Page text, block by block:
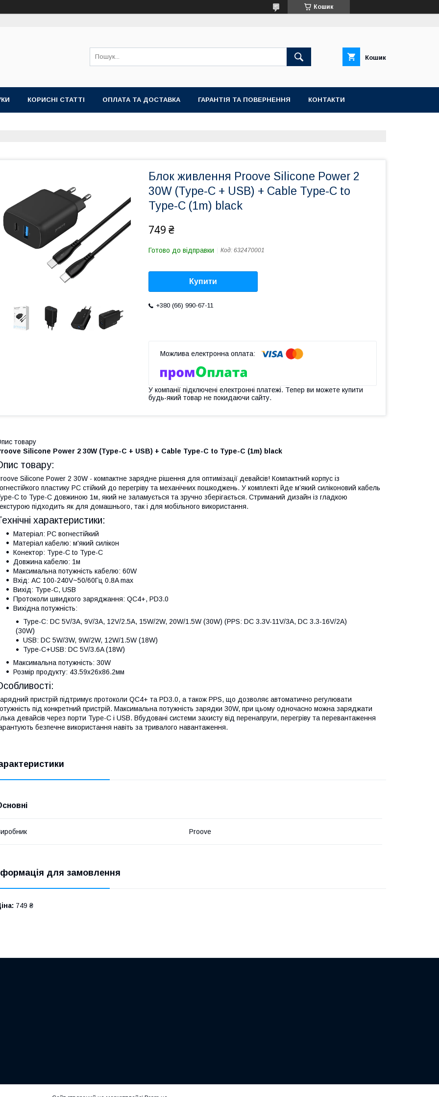
Кошик
Кошик
КОРИСНІ СТАТТІ ОПЛАТА ТА ДОСТАВКА ГАРАНТІЯ ТА ПОВЕРНЕННЯ КОНТАКТИ
Блок живлення Proove Silicone Power 2
30W (Type-C + USB) + Cable Type-C to
Type-C (1m) black
749 ₴
Готово до відправки Код: 632470001
Купити
+380 (66) 990-67-11
У компанії підключені електронні платежі. Тепер ви можете купити
будь-який товар не покидаючи сайту.
товару
Silicone Power 2 30W (Type-C + USB) + Cable Type-C to Type-C (1m) black
товару:
Silicone Power 2 30W - компактне зарядне рішення для оптимізації девайсів! Компактний корпус із
пластику PC стійкий до перегріву та механічних пошкоджень. У комплекті йде м’який силіконовий кабель
C to Type-C довжиною 1м, який не заламується та зручно зберігається. Стриманий дизайн із гладкою
підходить як для домашнього, так і для мобільного використання.
характеристики:
Матеріал: PC вогнестійкий
Матеріал кабелю: м'який силікон
Конектор: Type-C to Type-C
Довжина кабелю: 1м
Максимальна потужність кабелю: 60W
Вхід: AC 100-240V~50/60Гц 0.8A max
Вихід: Type-C, USB
Протоколи швидкого заряджання: QC4+, PD3.0
Вихідна потужність:
Type-C: DC 5V/3A, 9V/3A, 12V/2.5A, 15W/2W, 20W/1.5W (30W) (PPS: DC 3.3V-11V/3A, DC 3.3-16V/2A)
(30W)
USB: DC 5W/3W, 9W/2W, 12W/1.5W (18W)
Type-C+USB: DC 5V/3.6A (18W)
Максимальна потужність: 30W
Розмір продукту: 43.59х26х86.2мм
пристрій підтримує протоколи QC4+ та PD3.0, а також PPS, що дозволяє автоматично регулювати
під конкретний пристрій. Максимальна потужність зарядки 30W, при цьому одночасно можна заряджати
девайсів через порти Type-C і USB. Вбудовані системи захисту від перенапруги, перегріву та перевантаження
безпечне використання навіть за тривалого навантаження.
Proove
для замовлення
749 ₴